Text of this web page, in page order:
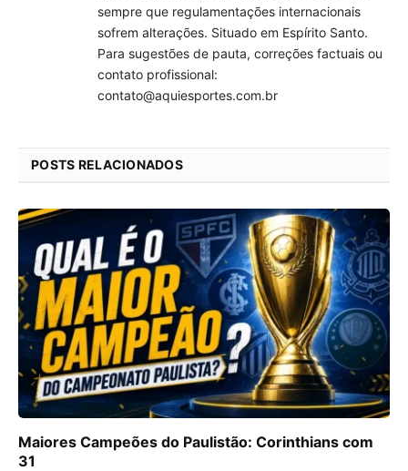
sempre que regulamentações internacionais
sofrem alterações. Situado em Espírito Santo.
Para sugestões de pauta, correções factuais ou
contato profissional:
contato@aquiesportes.com.br
POSTS RELACIONADOS
Maiores Campeões do Paulistão: Corinthians com
31